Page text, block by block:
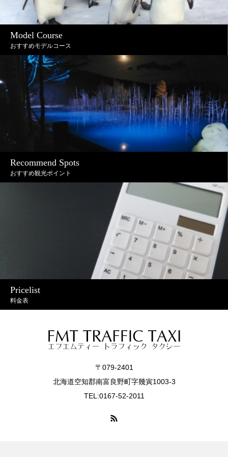
Model Course
おすすめモデルコース
Recommend Spots
おすすめ観光ポイント
Pricelist
料金表
〒079-2401
北海道空知郡南富良野町字幾寅1003-3
TEL:0167-52-2011